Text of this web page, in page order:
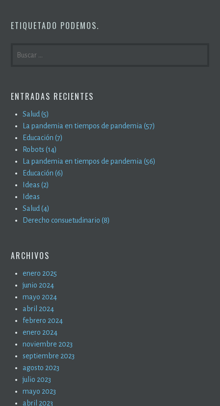
ETIQUETADO PODEMOS.
ENTRADAS RECIENTES
Salud (5)
La pandemia en tiempos de pandemia (57)
Educación (7)
Robots (14)
La pandemia en tiempos de pandemia (56)
Educación (6)
Ideas (2)
Ideas
Salud (4)
Derecho consuetudinario (8)
ARCHIVOS
enero 2025
junio 2024
mayo 2024
abril 2024
febrero 2024
enero 2024
noviembre 2023
septiembre 2023
agosto 2023
julio 2023
mayo 2023
abril 2023